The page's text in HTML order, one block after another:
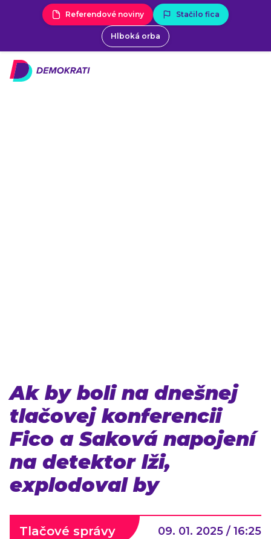
Referendové noviny Stačilo fica
Hlboká orba
Ak by boli na dnešnej
tlačovej konferencii
Fico a Saková napojení
na detektor lži,
explodoval by
Tlačové správy 09. 01. 2025 / 16:25